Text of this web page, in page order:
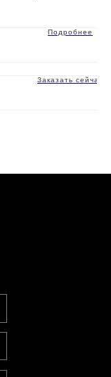
Подробнее
Заказать сейчас